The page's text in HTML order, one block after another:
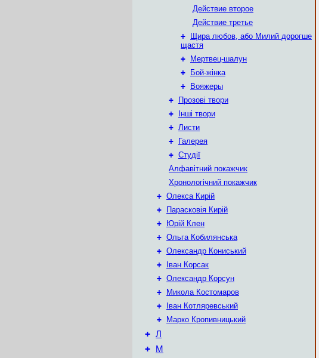
Действие второе
Действие третье
+
Щира любов, або Милий дорогше
щастя
+
Мертвец-шалун
+
Бой-жінка
+
Вояжеры
+
Прозові твори
+
Інші твори
+ Листи
+
Галерея
+ Студії
Алфавітний покажчик
Хронологічний покажчик
+ Олекса Кирій
+
Парасковія Кирій
+
Юрій Клен
+ Ольга Кобилянська
+ Олександр Кониський
+
Іван Корсак
+ Олександр Корсун
+
Микола Костомаров
+
Іван Котляревський
+
Марко Кропивницький
+ Л
+ М